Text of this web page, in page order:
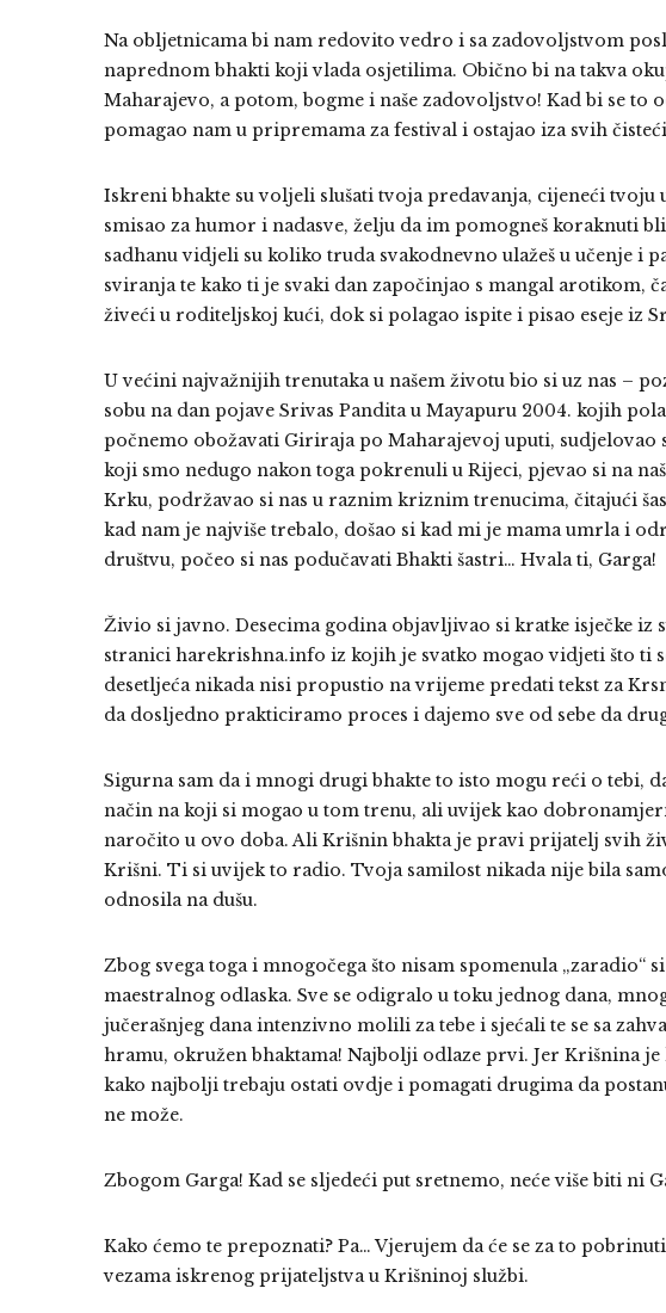
Na obljetnicama bi nam redovito vedro i sa zadovoljstvom
naprednom bhakti koji vlada osjetilima. Obično bi na takva
Maharajevo, a potom, bogme i naše zadovoljstvo! Kad bi se to
pomagao nam u pripremama za festival i ostajao iza svih
Iskreni bhakte su voljeli slušati tvoja predavanja, cijeneći tvoju
smisao za humor i nadasve, želju da im pomogneš koraknuti
sadhanu vidjeli su koliko truda svakodnevno ulažeš u učenje i
sviranja te kako ti je svaki dan započinjao s mangal arotikom,
živeći u roditeljskoj kući, dok si polagao ispite i pisao eseje iz
U većini najvažnijih trenutaka u našem životu bio si uz nas –
sobu na dan pojave Srivas Pandita u Mayapuru 2004. kojih
počnemo obožavati Giriraja po Maharajevoj uputi,
koji smo nedugo nakon toga pokrenuli u Rijeci, pjevao si na
Krku, podržavao si nas u raznim kriznim trenucima, čitajući
kad nam je najviše trebalo, došao si kad mi je mama umrla i
društvu, počeo si nas podučavati Bhakti šastri… Hvala ti, Garga!
Živio si javno. Desecima godina objavljivao si kratke isječke iz
stranici harekrishna.info iz kojih je svatko mogao vidjeti što ti
desetljeća nikada nisi propustio na vrijeme predati tekst za
da dosljedno prakticiramo proces i dajemo sve od sebe da
Sigurna sam da i mnogi drugi bhakte to isto mogu reći o tebi,
način na koji si mogao u tom trenu, ali uvijek kao
naročito u ovo doba. Ali Krišnin bhakta je pravi prijatelj svih
Krišni. Ti si uvijek to radio. Tvoja samilost nikada nije bila
odnosila na dušu.
Zbog svega toga i mnogočega što nisam spomenula
maestralnog odlaska. Sve se odigralo u toku jednog dana,
jučerašnjeg dana intenzivno molili za tebe i sjećali te se sa
hramu, okružen bhaktama! Najbolji odlaze prvi. Jer Krišnina
kako najbolji trebaju ostati ovdje i pomagati drugima da
ne može.
Zbogom Garga! Kad se sljedeći put sretnemo, neće više biti ni
Kako ćemo te prepoznati? Pa… Vjerujem da će se za to
vezama iskrenog prijateljstva u Krišninoj službi.